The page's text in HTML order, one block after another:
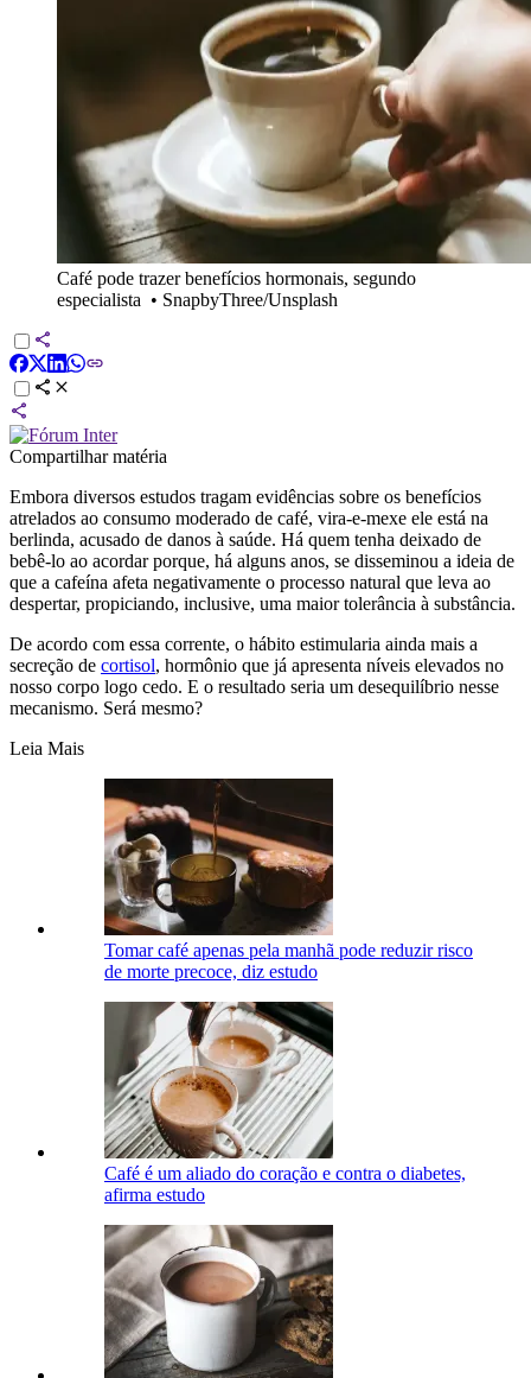
Café pode trazer benefícios hormonais, segundo
especialista • SnapbyThree/Unsplash
Compartilhar matéria
Embora diversos estudos tragam evidências sobre os benefícios
atrelados ao consumo moderado de café, vira-e-mexe ele está na
berlinda, acusado de danos à saúde. Há quem tenha deixado de
bebê-lo ao acordar porque, há alguns anos, se disseminou a ideia de
que a cafeína afeta negativamente o processo natural que leva ao
despertar, propiciando, inclusive, uma maior tolerância à substância.
De acordo com essa corrente, o hábito estimularia ainda mais a
secreção de cortisol, hormônio que já apresenta níveis elevados no
nosso corpo logo cedo. E o resultado seria um desequilíbrio nesse
mecanismo. Será mesmo?
Leia Mais
Tomar café apenas pela manhã pode reduzir risco
de morte precoce, diz estudo
Café é um aliado do coração e contra o diabetes,
afirma estudo